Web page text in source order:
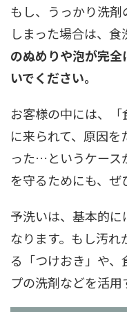
もし、うっかり洗
しまった場合は、食
のぬめりや泡が完
いでください。
お客様の中には、
に来られて、原因
った…というケース
を守るためにも、ぜ
予洗いは、基本的
なります。もし汚
る「つけおき」や
プの洗剤などを活用